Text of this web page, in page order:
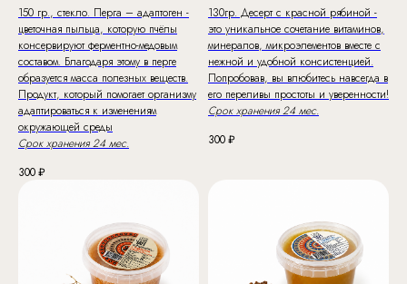
150 гр., стекло. Перга – адаптоген -
цветочная пыльца, которую пчёлы
консервируют ферментно-медовым
составом. Благодаря этому в перге
образуется масса полезных веществ.
Продукт, который помогает организму
адаптироваться к изменениям
окружающей среды
Срок хранения 24 мес.
300₽
130гр. Десерт с красной рябиной -
это уникальное сочетание витаминов,
минералов, микроэлементов вместе с
нежной и удобной консистенцией.
Попробовав, вы влюбитесь навсегда в
его переливы простоты и уверенности!
Срок хранения 24 мес.
300₽